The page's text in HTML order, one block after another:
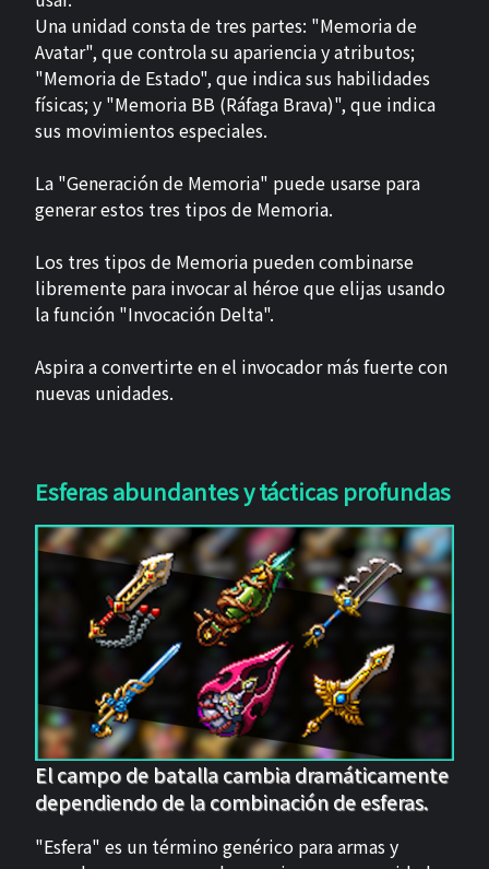
Una unidad consta de tres partes: "Memoria de
Avatar", que controla su apariencia y atributos;
"Memoria de Estado", que indica sus habilidades
físicas; y "Memoria BB (Ráfaga Brava)", que indica
sus movimientos especiales.
La "Generación de Memoria" puede usarse para
generar estos tres tipos de Memoria.
Los tres tipos de Memoria pueden combinarse
libremente para invocar al héroe que elijas usando
la función "Invocación Delta".
Aspira a convertirte en el invocador más fuerte con
nuevas unidades.
Esferas abundantes y tácticas profundas
El campo de batalla cambia dramáticamente
dependiendo de la combinación de esferas.
"Esfera" es un término genérico para armas y